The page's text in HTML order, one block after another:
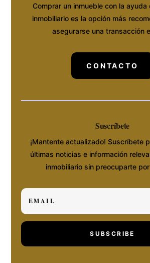
Comprar un inmueble con la ayuda
inmobiliario es la opción más
asegurarse una transacción
CONTACTO
Suscríbete
¡Mantente actualizado! Suscríbete
últimas noticias e información
inmobiliario sin preocuparte
SUBSCRIBE